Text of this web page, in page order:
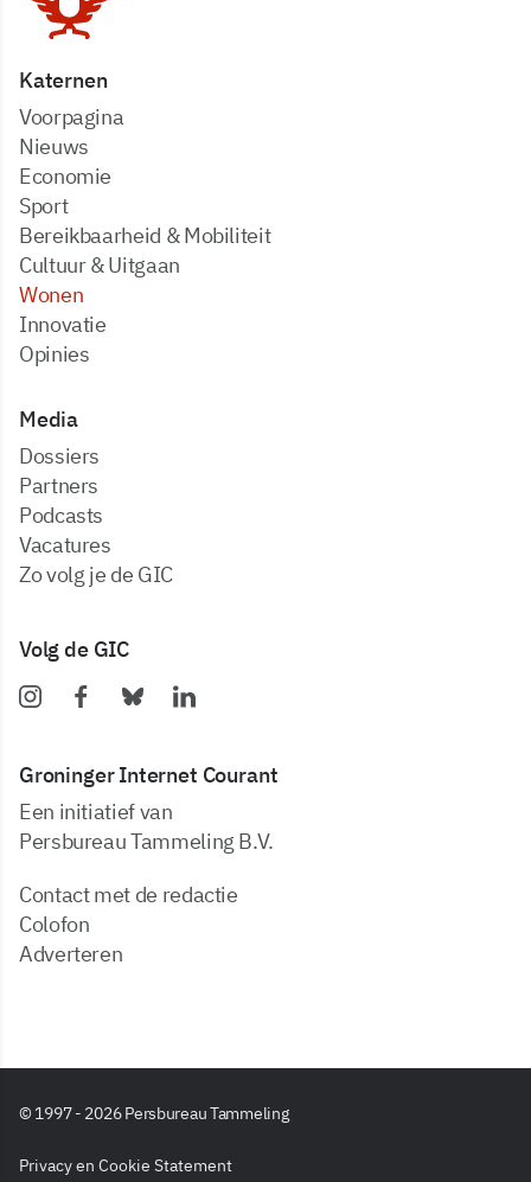
Katernen
Voorpagina
Nieuws
Economie
Sport
Bereikbaarheid & Mobiliteit
Cultuur & Uitgaan
Wonen
Innovatie
Opinies
Media
dossiers
partners
podcasts
vacatures
zo volg je de GIC
Volg de GIC
Groninger Internet Courant
Een initiatief van
Persbureau Tammeling B.V.
Contact met de redactie
Colofon
Adverteren
© 1997 - 2026 Persbureau Tammeling
Privacy en Cookie Statement